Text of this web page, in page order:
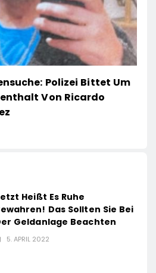
Polizei Bittet Um
Von Ricardo
Heißt Es Ruhe
Das Sollten Sie Bei
Geldanlage Beachten
5. APRIL 2022